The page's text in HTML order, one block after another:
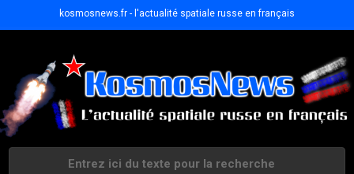
kosmosnews.fr - l'actualité spatiale russe en français